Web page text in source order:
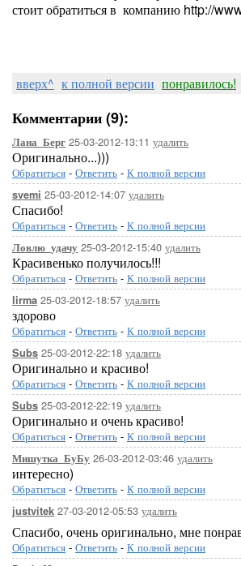
стоит обратиться в компанию http://
вверх^ к полной версии понравилось!
Комментарии (9):
Лана_Берг 25-03-2012-13:11 удалить
Оригинально...)))
Обратиться - Ответить - К полной версии
svemi 25-03-2012-14:07 удалить
Спасибо!
Обратиться - Ответить - К полной версии
Ловлю_удачу 25-03-2012-15:40 удалить
Красивенько получилось!!!
Обратиться - Ответить - К полной версии
lirma 25-03-2012-18:57 удалить
здорово
Обратиться - Ответить - К полной версии
Subs 25-03-2012-22:18 удалить
Оригинально и красиво!
Обратиться - Ответить - К полной версии
Subs 25-03-2012-22:19 удалить
Оригинально и очень красиво!
Обратиться - Ответить - К полной версии
Мишутка_БуБу 26-03-2012-03:46 удалить
интересно)
Обратиться - Ответить - К полной версии
justvitek 27-03-2012-05:53 удалить
Спасибо, очень оригинально, мне
Обратиться - Ответить - К полной версии